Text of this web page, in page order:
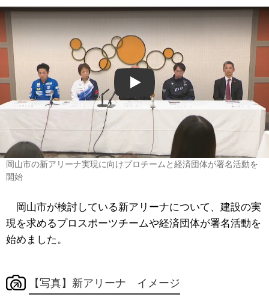
Play
岡山市の新アリーナ実現に向けプロチームと経済団体が署名活動を
開始
岡山市が検討している新アリーナについて、建設の実
現を求めるプロスポーツチームや経済団体が署名活動を
始めました。
【写真】新アリーナ イメージ